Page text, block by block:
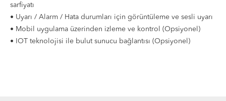
sarfiyatı
• Uyarı / Alarm / Hata durumları için görüntüleme ve sesli uyarı
• Mobil uygulama üzerinden izleme ve kontrol (Opsiyonel)
• IOT teknolojisi ile bulut sunucu bağlantısı (Opsiyonel)